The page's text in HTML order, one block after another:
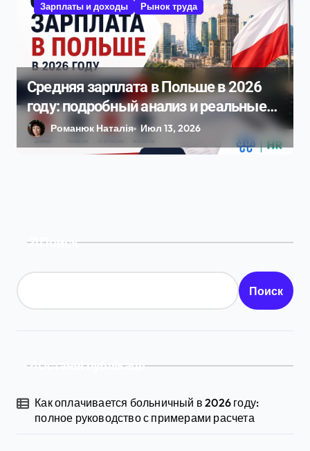
Зарплаты и доходы Рынок труда
Средняя зарплата в Польше в 2026
году: подробный анализ и реальные
цифрыРоманюк Наталія Июл 13, 2026
Поиск
Поиск
Останні публікації
Как оплачивается больничный в 2026 году:
полное руководство с примерами расчета